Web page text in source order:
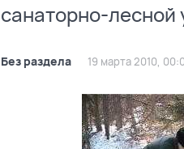
санаторно-лесной
Без раздела 19 марта 2010,